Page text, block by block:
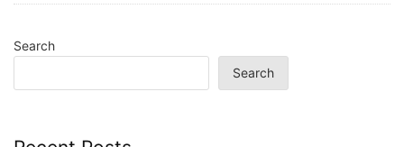
Search
Search